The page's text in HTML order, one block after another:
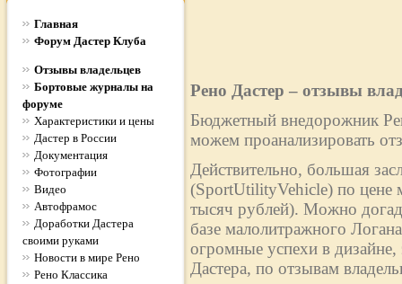
Главная
Форум Дастер Клуба
Отзывы владельцев
Бортовые журналы на
форуме
Характеристики и цены
Дастер в России
Документация
Фотографии
Видео
Автофрамос
Доработки Дастера
своими руками
Новости в мире Рено
Рено Классика
Рено Дастер – отзывы
Бюджетный внедорожник
можем проанализировать
Действительно, большая
(SportUtilityVehicle) по цене
тысяч рублей). Можно
базе малолитражного
огромные успехи в
Дастера, по отзывам